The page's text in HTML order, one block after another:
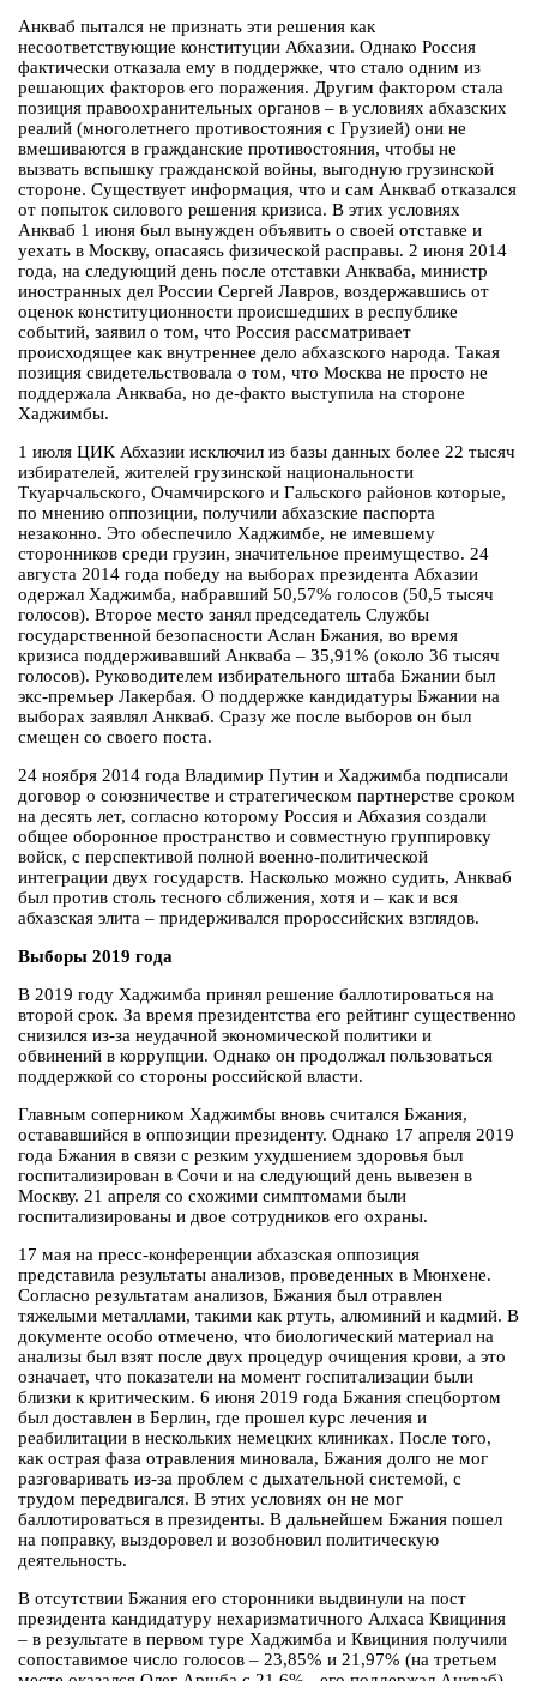
Анкваб пытался не признать эти решения как
несоответствующие конституции Абхазии. Однако Россия
фактически отказала ему в поддержке, что стало одним из
решающих факторов его поражения. Другим фактором стала
позиция правоохранительных органов – в условиях абхазских
реалий (многолетнего противостояния с Грузией) они не
вмешиваются в гражданские противостояния, чтобы не
вызвать вспышку гражданской войны, выгодную грузинской
стороне. Существует информация, что и сам Анкваб отказался
от попыток силового решения кризиса. В этих условиях
Анкваб 1 июня был вынужден объявить о своей отставке и
уехать в Москву, опасаясь физической расправы. 2 июня 2014
года, на следующий день после отставки Анкваба, министр
иностранных дел России Сергей Лавров, воздержавшись от
оценок конституционности происшедших в республике
событий, заявил о том, что Россия рассматривает
происходящее как внутреннее дело абхазского народа. Такая
позиция свидетельствовала о том, что Москва не просто не
поддержала Анкваба, но де-факто выступила на стороне
Хаджимбы.
1 июля ЦИК Абхазии исключил из базы данных более 22 тысяч
избирателей, жителей грузинской национальности
Ткуарчальского, Очамчирского и Гальского районов которые,
по мнению оппозиции, получили абхазские паспорта
незаконно. Это обеспечило Хаджимбе, не имевшему
сторонников среди грузин, значительное преимущество. 24
августа 2014 года победу на выборах президента Абхазии
одержал Хаджимба, набравший 50,57% голосов (50,5 тысяч
голосов). Второе место занял председатель Службы
государственной безопасности Аслан Бжания, во время
кризиса поддерживавший Анкваба – 35,91% (около 36 тысяч
голосов). Руководителем избирательного штаба Бжании был
экс-премьер Лакербая. О поддержке кандидатуры Бжании на
выборах заявлял Анкваб. Сразу же после выборов он был
смещен со своего поста.
24 ноября 2014 года Владимир Путин и Хаджимба подписали
договор о союзничестве и стратегическом партнерстве сроком
на десять лет, согласно которому Россия и Абхазия создали
общее оборонное пространство и совместную группировку
войск, с перспективой полной военно-политической
интеграции двух государств. Насколько можно судить, Анкваб
был против столь тесного сближения, хотя и – как и вся
абхазская элита – придерживался пророссийских взглядов.
Выборы 2019 года
В 2019 году Хаджимба принял решение баллотироваться на
второй срок. За время президентства его рейтинг существенно
снизился из-за неудачной экономической политики и
обвинений в коррупции. Однако он продолжал пользоваться
поддержкой со стороны российской власти.
Главным соперником Хаджимбы вновь считался Бжания,
остававшийся в оппозиции президенту. Однако 17 апреля 2019
года Бжания в связи с резким ухудшением здоровья был
госпитализирован в Сочи и на следующий день вывезен в
Москву. 21 апреля со схожими симптомами были
госпитализированы и двое сотрудников его охраны.
17 мая на пресс-конференции абхазская оппозиция
представила результаты анализов, проведенных в Мюнхене.
Согласно результатам анализов, Бжания был отравлен
тяжелыми металлами, такими как ртуть, алюминий и кадмий. В
документе особо отмечено, что биологический материал на
анализы был взят после двух процедур очищения крови, а это
означает, что показатели на момент госпитализации были
близки к критическим. 6 июня 2019 года Бжания спецбортом
был доставлен в Берлин, где прошел курс лечения и
реабилитации в нескольких немецких клиниках. После того,
как острая фаза отравления миновала, Бжания долго не мог
разговаривать из-за проблем с дыхательной системой, с
трудом передвигался. В этих условиях он не мог
баллотироваться в президенты. В дальнейшем Бжания пошел
на поправку, выздоровел и возобновил политическую
деятельность.
В отсутствии Бжания его сторонники выдвинули на пост
президента кандидатуру нехаризматичного Алхаса Квициния
– в результате в первом туре Хаджимба и Квициния получили
сопоставимое число голосов – 23,85% и 21,97% (на третьем